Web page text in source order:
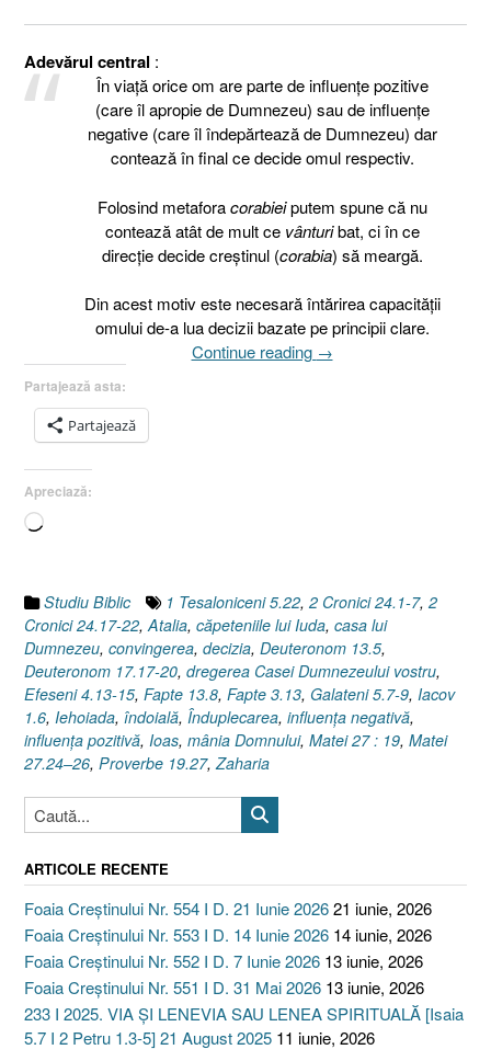
Adevărul central :
În viaţă orice om are parte de influenţe pozitive
(care îl apropie de Dumnezeu) sau de influenţe
negative (care îl îndepărtează de Dumnezeu) dar
contează în final ce decide omul respectiv.
Folosind metaforacorabieiputem spune că nu
contează atât de mult ce vânturibat, ci în ce
direcţie decide creştinul (corabia) să meargă.
Din acest motiv este necesară întărirea capacităţii
omului de-a lua decizii bazate pe principii clare.
Continue reading „Ioas
[2
Cronici
24.1–
7,
17-
22]”
→
Partajează asta:
Partajează
Apreciază:
Încarc...
Studiu Biblic 1 Tesaloniceni 5.22, 2 Cronici 24.1-7, 2
Cronici 24.17-22,Atalia, căpeteniile lui Iuda, casa lui
Dumnezeu, convingerea, decizia, Deuteronom 13.5,
Deuteronom 17.17-20, dregerea Casei Dumnezeului vostru,
Efeseni 4.13-15, Fapte 13.8, Fapte 3.13, Galateni 5.7-9, Iacov
1.6, Iehoiada, îndoială, Înduplecarea, influenţa negativă,
influenţa pozitivă, Ioas, mânia Domnului, Matei 27 : 19, Matei
27.24–26, Proverbe 19.27,Zaharia
ARTICOLE RECENTE
Foaia Creștinului Nr. 554 I D. 21 Iunie 202621 iunie, 2026
Foaia Creștinului Nr. 553 I D. 14 Iunie 2026 14 iunie, 2026
Foaia Creștinului Nr. 552 I D. 7 Iunie 2026 13 iunie, 2026
Foaia Creștinului Nr. 551 I D. 31 Mai 2026 13 iunie, 2026
233 I 2025. VIA ȘI LENEVIA SAU LENEA SPIRITUALĂ [Isaia
5.7 I 2 Petru 1.3-5] 21 August 2025 11 iunie, 2026